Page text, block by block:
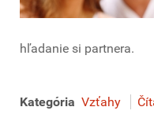
hľadanie si partnera.
Kategória Vzťahy